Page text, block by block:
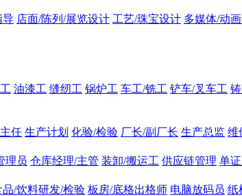
导 店面/陈列/展览设计 工艺/珠宝设计 多媒体/动
油漆工 缝纫工 锅炉工 车工/铣工 铲车/叉车工
任 生产计划 化验/检验 厂长/副厂长 生产总监 维
理员 仓库经理/主管 装卸/搬运工 供应链管理 单
品/饮料研发/检验 板房/底格出格师 电脑放码员 纸